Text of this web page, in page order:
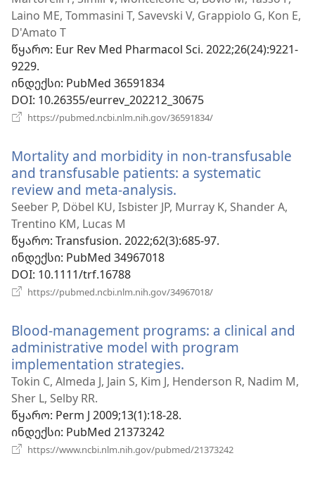
Laino ME, Tommasini T, Savevski V, Grappiolo G, Kon E,
D'Amato T
წყარო‎: Eur Rev Med Pharmacol Sci. 2022;26(24):9221-
9229.
ინდექსი‎: PubMed 36591834
DOI‎: 10.26355/eurrev_202212_30675
https://pubmed.ncbi.nlm.nih.gov/36591834/
Mortality and morbidity in non-transfusable
and transfusable patients: a systematic
review and meta-analysis.
ახალი
Seeber P, Döbel KU, Isbister JP, Murray K, Shander A,
Trentino KM, Lucas M
წყარო‎: Transfusion. 2022;62(3):685-97.
ინდექსი‎: PubMed 34967018
DOI‎: 10.1111/trf.16788
https://pubmed.ncbi.nlm.nih.gov/34967018/
Blood-management programs: a clinical and
administrative model with program
implementation strategies.
ახალი
Tokin C, Almeda J, Jain S, Kim J, Henderson R, Nadim M,
Sher L, Selby RR.
წყარო‎: Perm J 2009;13(1):18-28.
ინდექსი‎: PubMed 21373242
https://www.ncbi.nlm.nih.gov/pubmed/21373242